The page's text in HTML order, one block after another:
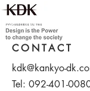
CONTACT
kdk@kankyo-
Tel: 092-401-